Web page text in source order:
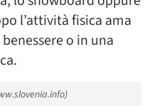
l’attività fisica ama
o in una